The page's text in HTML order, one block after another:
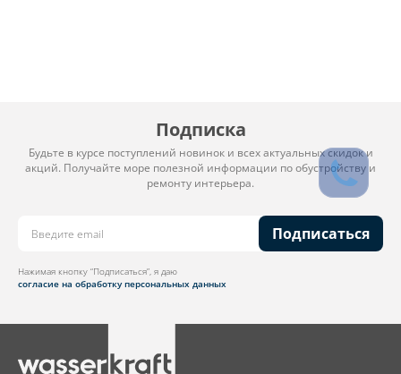
Подписка
Будьте в курсе поступлений новинок и всех актуальных скидок и
акций. Получайте море полезной информации по обустройству и
ремонту интерьера.
Подписаться
Нажимая кнопку “Подписаться”, я даю
согласие на обработку персональных данных